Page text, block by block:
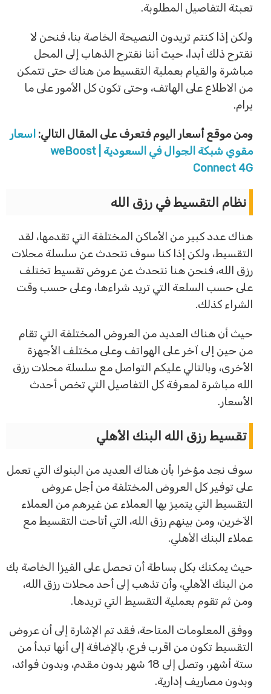
تعبئة التفاصيل المطلوبة.
ولكن إذا كنتم تريدون النصيحة الخاصة بنا، فنحن لا
نقترح ذلك أبدا، حيث أننا نقترح الذهاب إلى المحل
مباشرة والقيام بعملية التقسيط من هناك حتى تتمكن
من الاطلاع على الهاتف، وحتى تكون كل الأمور على ما
يرام.
ومن موقع أسعار اليوم فتعرف على المقال التالي:اسعار
مقوي شبكة الجوال في السعودية | weBoost
Connect 4G
نظام التقسيط في رزق الله
هناك عدد كبير من الأماكن المختلفة التي تقدمها، لقد
التقسيط، ولكن إذا كنا سوف نتحدث عن سلسلة محلات
رزق الله، فنحن هنا نتحدث عن عروض تقسيط تختلف
على حسب السلعة التي تريد شراءها، وعلى حسب وقت
الشراء كذلك.
حيث أن هناك العديد من العروض المختلفة التي تقام
من حين إلى آخر على الهواتف وعلى مختلف الأجهزة
الأخرى، وبالتالي عليكم التواصل مع سلسلة محلات رزق
الله مباشرة لمعرفة كل التفاصيل التي تخص أحدث
الأسعار.
تقسيط رزق الله البنك الأهلي
سوف نجد مؤخرا بأن هناك العديد من البنوك التي تعمل
على توفير كل العروض المختلفة من أجل عروض
التقسيط التي يتميز بها العملاء عن غيرهم من العملاء
الآخرين، ومن بينهم رزق الله، التي أتاحت التقسيط مع
عملاء البنك الأهلي.
حيث يمكنك بكل بساطة أن تحصل على الفيزا الخاصة بك
من البنك الأهلي، وأن تذهب إلى أحد محلات رزق الله،
ومن ثم تقوم بعملية التقسيط التي تريدها.
ووفق المعلومات المتاحة، فقد تم الإشارة إلى أن عروض
التقسيط تكون من اقرب فرع، بالإضافة إلى أنها تبدأ من
ستة أشهر، وتصل إلى 18 شهر بدون مقدم، وبدون فوائد،
وبدون مصاريف إدارية.